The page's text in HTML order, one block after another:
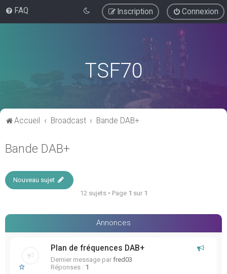
FAQ Connexion
Inscription
TSF70
Accueil Broadcast Bande DAB+
Bande DAB+
Nouveau sujet
12 sujets • Page 1 sur 1
Annonces
Plan de fréquences DAB+
Dernier message par fred03
Réponses : 1